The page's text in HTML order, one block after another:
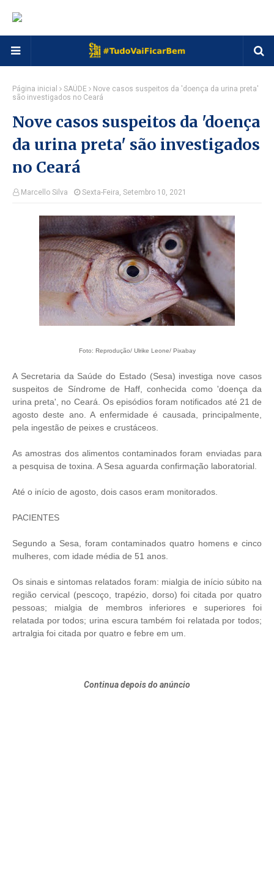
Página inicial SAÚDE
Nove casos suspeitos da 'doença da urina preta'
são investigados no Ceará
Nove casos suspeitos da 'doença
da urina preta' são investigados
no Ceará
Marcello Silva Sexta-Feira, Setembro 10, 2021
Foto: Reprodução/ Ulrike Leone/ Pixabay
A Secretaria da Saúde do Estado (Sesa) investiga nove casos
suspeitos de Síndrome de Haff, conhecida como 'doença da
urina preta', no Ceará. Os episódios foram notificados até 21 de
agosto deste ano. A enfermidade é causada, principalmente,
pela ingestão de peixes e crustáceos.
As amostras dos alimentos contaminados foram enviadas para
a pesquisa de toxina. A Sesa aguarda confirmação laboratorial.
Até o início de agosto, dois casos eram monitorados.
PACIENTES
Segundo a Sesa, foram contaminados quatro homens e cinco
mulheres, com idade média de 51 anos.
Os sinais e sintomas relatados foram: mialgia de início súbito na
região cervical (pescoço, trapézio, dorso) foi citada por quatro
pessoas; mialgia de membros inferiores e superiores foi
relatada por todos; urina escura também foi relatada por todos;
artralgia foi citada por quatro e febre em um.
Continua depois do anúncio